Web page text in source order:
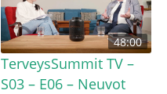
48:00
TerveysSummit TV –
S03 – E06 – Neuvot